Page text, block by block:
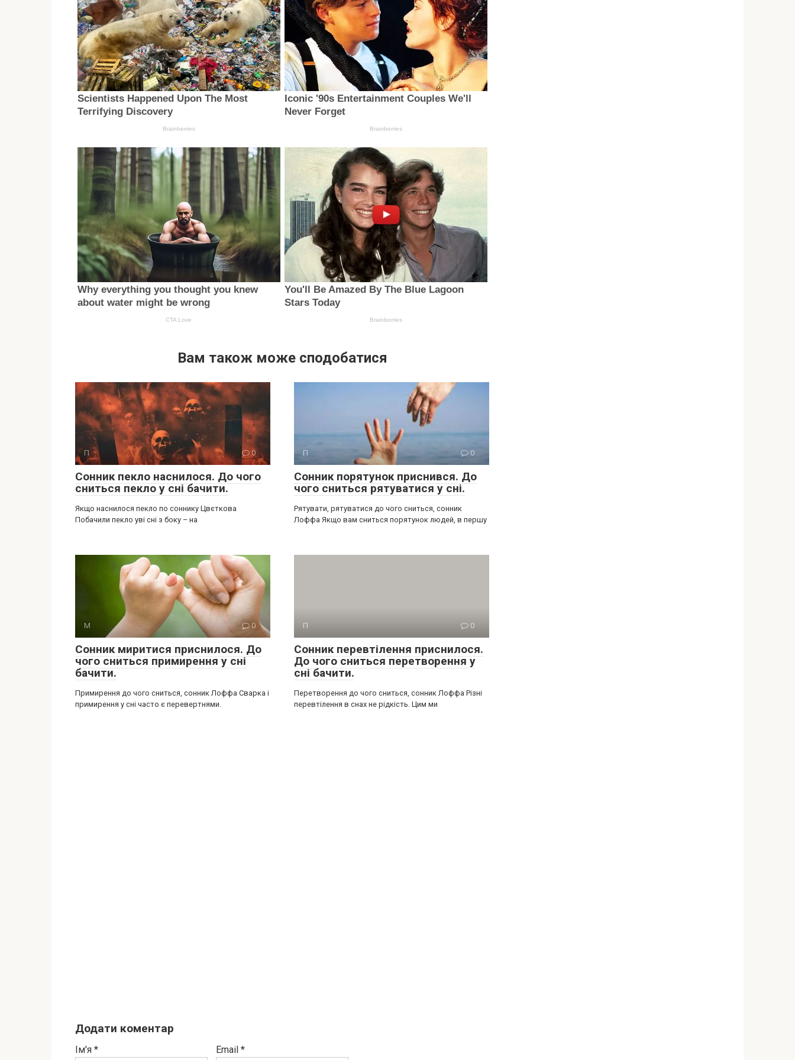
Вам також може сподобатися
П 0
Сонник пекло наснилося. До чого
сниться пекло у сні бачити.
Якщо наснилося пекло по соннику Цвєткова
Побачили пекло уві сні з боку – на
П 0
Сонник порятунок приснився. До
чого сниться рятуватися у сні.
Рятувати, рятуватися до чого сниться, сонник
Лоффа Якщо вам сниться порятунок людей, в першу
М 0
Сонник миритися приснилося. До
чого сниться примирення у сні
бачити.
Примирення до чого сниться, сонник Лоффа Сварка і
примирення у сні часто є перевертнями.
П 0
Сонник перевтілення приснилося.
До чого сниться перетворення у
сні бачити.
Перетворення до чого сниться, сонник Лоффа Різні
перевтілення в снах не рідкість. Цим ми
Додати коментар
Ім'я * Email *